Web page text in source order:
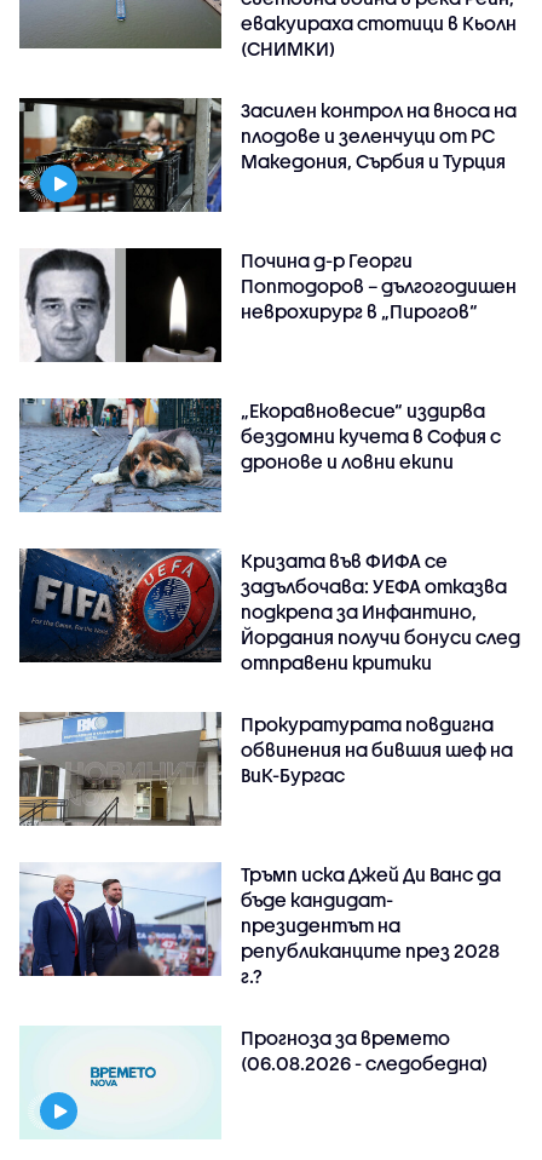
евакуираха стотици в Кьолн
(СНИМКИ)
Засилен контрол на вноса на
плодове и зеленчуци от РС
Македония, Сърбия и Турция
Почина д-р Георги
Поптодоров – дългогодишен
неврохирург в „Пирогов“
„Екоравновесие“ издирва
бездомни кучета в София с
дронове и ловни екипи
Кризата във ФИФА се
задълбочава: УЕФА отказва
подкрепа за Инфантино,
Йордания получи бонуси след
отправени критики
Прокуратурата повдигна
обвинения на бившия шеф на
ВиК-Бургас
Тръмп иска Джей Ди Ванс да
бъде кандидат-
президентът на
републиканците през 2028
г.?
Прогноза за времето
(06.08.2026 - следобедна)